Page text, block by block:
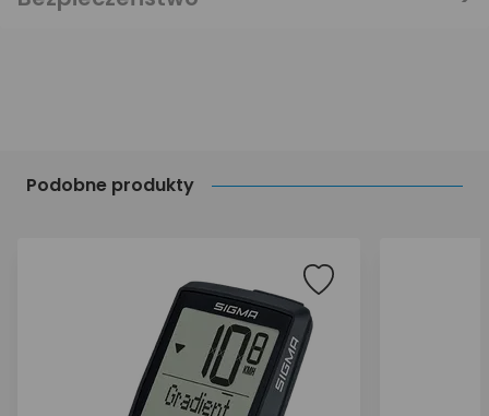
Podobne produkty